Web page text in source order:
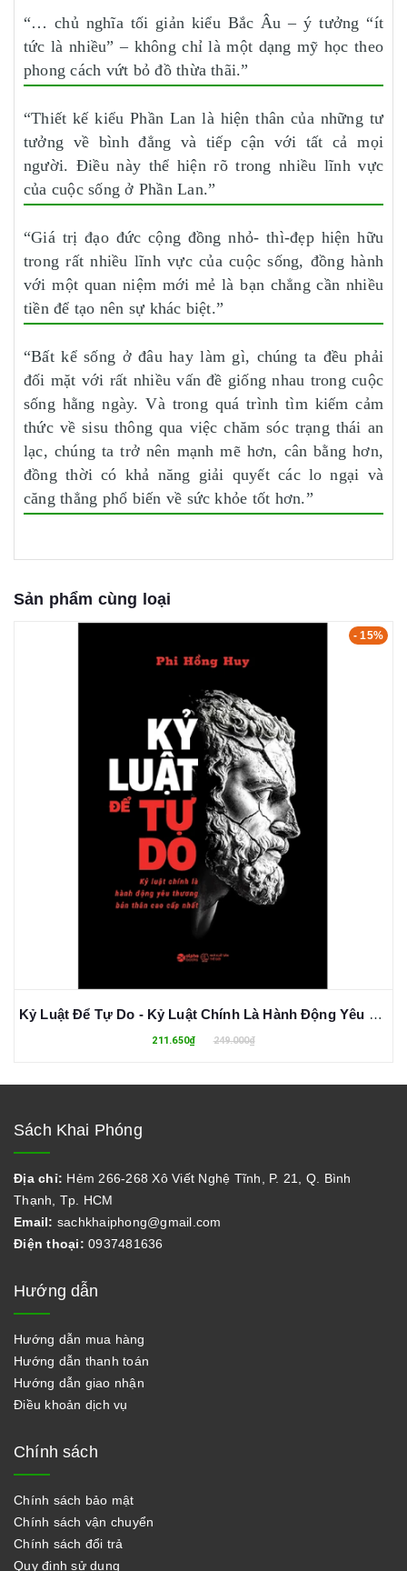
“… chủ nghĩa tối giản kiểu Bắc Âu – ý tưởng “ít
tức là nhiều” – không chỉ là một dạng mỹ học theo
phong cách vứt bỏ đồ thừa thãi.”
“Thiết kế kiểu Phần Lan là hiện thân của những tư
tưởng về bình đẳng và tiếp cận với tất cả mọi
người. Điều này thể hiện rõ trong nhiều lĩnh vực
của cuộc sống ở Phần Lan.”
“Giá trị đạo đức cộng đồng nhỏ- thì-đẹp hiện hữu
trong rất nhiều lĩnh vực của cuộc sống, đồng hành
với một quan niệm mới mẻ là bạn chẳng cần nhiều
tiền để tạo nên sự khác biệt.”
“Bất kể sống ở đâu hay làm gì, chúng ta đều phải
đối mặt với rất nhiều vấn đề giống nhau trong cuộc
sống hằng ngày. Và trong quá trình tìm kiếm cảm
thức về sisu thông qua việc chăm sóc trạng thái an
lạc, chúng ta trở nên mạnh mẽ hơn, cân bằng hơn,
đồng thời có khả năng giải quyết các lo ngại và
căng thẳng phổ biến về sức khỏe tốt hơn.”
Sản phẩm cùng loại
- 15%
Kỷ Luật Để Tự Do - Kỷ Luật Chính Là Hành Động Yêu Thương Bản Thân Cao Cấp Nhất - Phi Hồng Huy
211.650₫ 249.000₫
Sách Khai Phóng
Địa chỉ: Hẻm 266-268 Xô Viết Nghệ Tĩnh, P. 21, Q. Bình
Thạnh, Tp. HCM
Email: sachkhaiphong@gmail.com
Điện thoại: 0937481636
Hướng dẫn
Hướng dẫn mua hàng
Hướng dẫn thanh toán
Hướng dẫn giao nhận
Điều khoản dịch vụ
Chính sách
Chính sách bảo mật
Chính sách vận chuyển
Chính sách đổi trả
Quy định sử dụng